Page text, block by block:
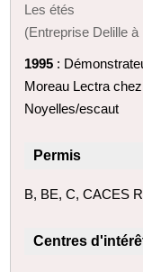
Les étés
(Entreprise Delille
1995 :
Moreau Lectra
Noyelles/escaut
Permis
B, BE, C, CACES
Centres